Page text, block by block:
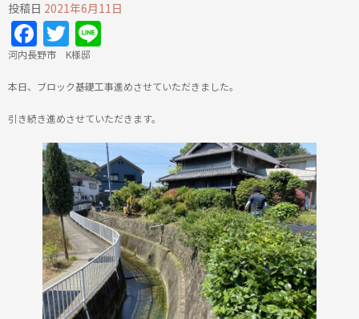
投稿日 2021年6月11日
Facebook
Twitter
河内長野市 K様邸
本日、ブロック基礎工事進めさせていただきました。
引き続き進めさせていただきます。